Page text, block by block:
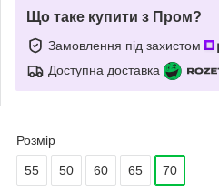
Що таке купити з Пром?
Замовлення під захистом
Доступна доставка
Розмір
55 50 60 65 70